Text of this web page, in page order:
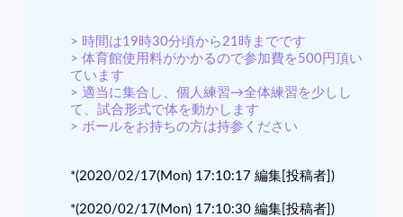
> 時間は19時30分頃から21時までです
> 体育館使用料がかかるので参加費を500円頂い
ています
> 適当に集合し、個人練習→全体練習を少しし
て、試合形式で体を動かします
> ボールをお持ちの方は持参ください
*(2020/02/17(Mon) 17:10:17 編集[投稿者])
*(2020/02/17(Mon) 17:10:30 編集[投稿者])